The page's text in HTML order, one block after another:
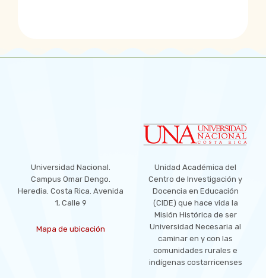
Universidad Nacional.
Campus Omar Dengo.
Heredia. Costa Rica. Avenida
1, Calle 9
Mapa de ubicación
Unidad Académica del
Centro de Investigación y
Docencia en Educación
(CIDE) que hace vida la
Misión Histórica de ser
Universidad Necesaria al
caminar en y con las
comunidades rurales e
indígenas costarricenses